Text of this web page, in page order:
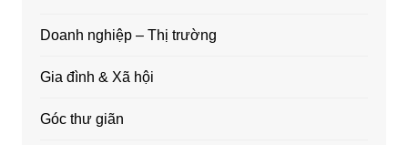
Doanh nghiệp – Thị trường
Gia đình & Xã hội
Góc thư giãn